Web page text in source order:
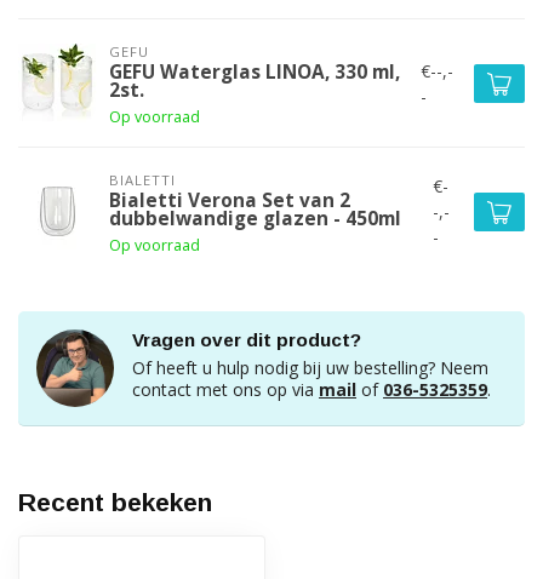
GEFU
GEFU Waterglas LINOA, 330 ml,
2st.
Op voorraad
€--,-
-
BIALETTI
Bialetti Verona Set van 2
dubbelwandige glazen - 450ml
Op voorraad
€-
-,-
-
Vragen over dit product?
Of heeft u hulp nodig bij uw bestelling? Neem
contact met ons op via mail of 036-5325359.
Recent bekeken